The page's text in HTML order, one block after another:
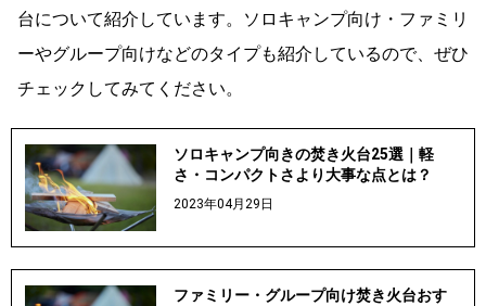
台について紹介しています。ソロキャンプ向け・ファミリ
ーやグループ向けなどのタイプも紹介しているので、ぜひ
チェックしてみてください。
ソロキャンプ向きの焚き火台25選｜軽
さ・コンパクトさより大事な点とは？
2023年04月29日
ファミリー・グループ向け焚き火台おす